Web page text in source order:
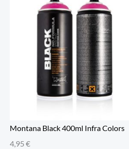
Montana Black 400ml Infra Colors
4,95 €